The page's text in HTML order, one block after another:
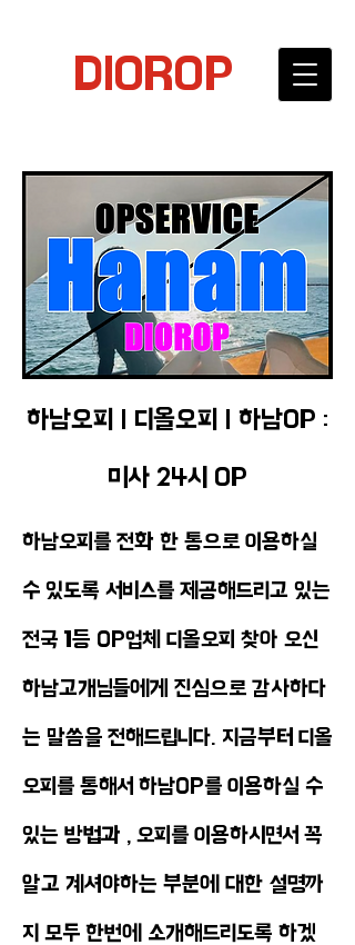
DIOROP
하남오피 | 디올오피 | 하남OP :
미사 24시 OP
하남오피를 전화 한 통으로 이용하실
수 있도록 서비스를 제공해드리고 있는
전국 1등 OP업체 디올오피 찾아 오신
하남고개님들에게 진심으로 감사하다
는 말씀을 전해드립니다. 지금부터 디올
오피를 통해서 하남OP를 이용하실 수
있는 방법과 , 오피를 이용하시면서 꼭
알고 계셔야하는 부분에 대한 설명까
지 모두 한번에 소개해드리도록 하겠